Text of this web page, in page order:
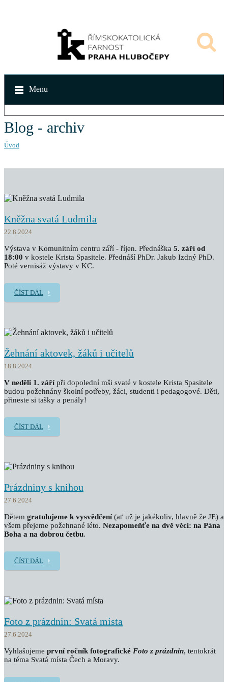
Menu
Blog - archiv
Úvod
Kněžna svatá Ludmila
22.8.2024
Výstava v Komunitním centru září - říjen. Přednáška 5. září od
18:00 v kostele Krista Spasitele. Přednáší PhDr. Jakub Izdný PhD.
Poté vernisáž výstavy v KC.
ČÍST DÁL
Žehnání aktovek, žáků i učitelů
18.8.2024
V neděli 1. zářípři dopolední mši svaté v kostele Krista Spasitele
budou požehnány školní potřeby, žáci, studenti i pedagogové. Děti,
přineste si tašky a penály!
ČÍST DÁL
Prázdniny s knihou
27.6.2024
Dětem gratulujeme k vysvědčení(ať už je jakékoliv, hlavně že JE) a
všem přejeme požehnané léto. Nezapomeňťe na dvě věci: na Pána
Boha a na dobrou četbu.
ČÍST DÁL
Foto z prázdnin: Svatá místa
27.6.2024
Vyhlašujeme první ročník fotografické Foto z prázdnin, tentokrát
na téma Svatá místa Čech a Moravy.